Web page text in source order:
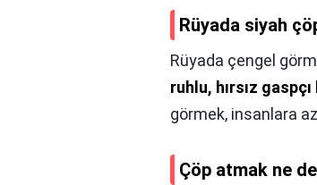
Rüyada siyah
Rüyada çengel
ruhlu, hırsız
görmek, insanlara
Çöp atmak ne